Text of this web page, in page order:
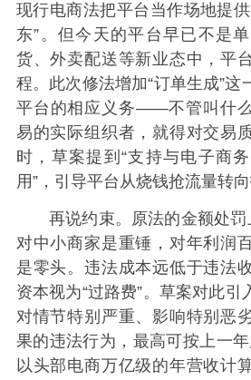
现行电商法把平台当作场地提
东”。但今天的平台早已不是
货、外卖配送等新业态中，平
程。此次修法增加“订单生成”这
平台的相应义务——不管叫什
易的实际组织者，就得对交易
时，草案提到“支持与电子商
用”，引导平台从烧钱抢流量转向
再说约束。原法的金额处
对中小商家是重锤，对年利润
是零头。违法成本远低于违法
资本视为“过路费”。草案对此
对情节特别严重、影响特别恶
果的违法行为，最高可按上一年
以头部电商万亿级的年营收计